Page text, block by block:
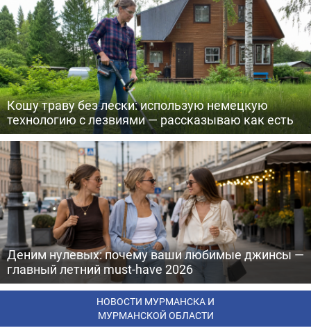
Кошу траву без лески: использую немецкую
технологию с лезвиями — рассказываю как есть
Деним нулевых: почему ваши любимые джинсы —
главный летний must-have 2026
НОВОСТИ МУРМАНСКА И
МУРМАНСКОЙ ОБЛАСТИ